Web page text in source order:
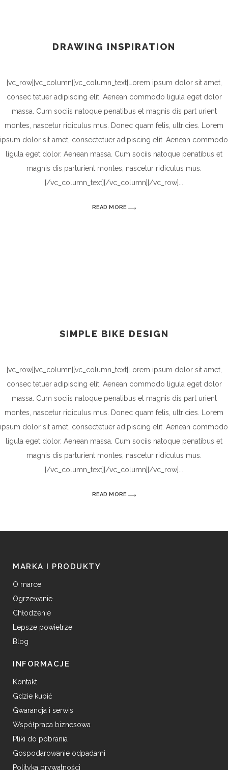
DRAWING INSPIRATION
[vc_row][vc_column][vc_column_text]Lorem ipsum dolor sit amet,
consec tetuer adipiscing elit. Aenean commodo ligula eget dolor
massa. Cum sociis natoque penatibus et magnis dis part urient
montes, nascetur ridiculus mus. Donec quam felis, ultricies. Lorem
ipsum dolor sit amet, consectetuer adipiscing elit. Aenean commodo
ligula eget dolor. Aenean massa. Cum sociis natoque penatibus et
magnis dis parturient montes, nascetur ridiculus mus.
[/vc_column_text][/vc_column][/vc_row]
READ MORE
SIMPLE BIKE DESIGN
[vc_row][vc_column][vc_column_text]Lorem ipsum dolor sit amet,
consec tetuer adipiscing elit. Aenean commodo ligula eget dolor
massa. Cum sociis natoque penatibus et magnis dis part urient
montes, nascetur ridiculus mus. Donec quam felis, ultricies. Lorem
ipsum dolor sit amet, consectetuer adipiscing elit. Aenean commodo
ligula eget dolor. Aenean massa. Cum sociis natoque penatibus et
magnis dis parturient montes, nascetur ridiculus mus.
[/vc_column_text][/vc_column][/vc_row]
READ MORE
MARKA I PRODUKTY
O marce
Ogrzewanie
Chłodzenie
Lepsze powietrze
Blog
INFORMACJE
Kontakt
Gdzie kupić
Gwarancja i serwis
Współpraca biznesowa
Pliki do pobrania
Gospodarowanie odpadami
Polityka prywatności